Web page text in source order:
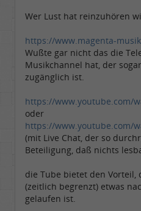
Wer Lust hat reinzuhören
https://www.magenta-
Wußte gar nicht das die
Musikchannel hat, der
zugänglich ist.
https://www.youtube.com/
oder
https://www.youtube.com/
(mit Live Chat, der so
Beteiligung, daß nichts
die Tube bietet den Vorteil,
(zeitlich begrenzt) etwas
gelaufen ist.